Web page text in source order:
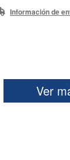
Información de
Ver